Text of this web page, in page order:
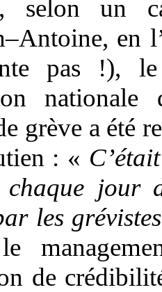
selon un
en
pas !),
nationale
grève a été
: «
jour
les
de